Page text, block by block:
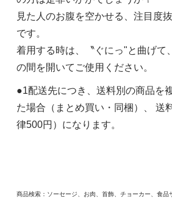
見た人のお腹を空かせる、注目度
です。
着用する時は、〝ぐにっ"と曲げて
の間を開いてご使用ください。
●1配送先につき、送料別の商品を
た場合（まとめ買い・同梱）、 送
律500円）になります。
商品検索：ソーセージ、お肉、首飾、チョーカー、食品